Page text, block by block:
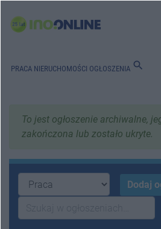
PRACA NIERUCHOMOŚCI OGŁOSZENIA search
To jest ogłoszenie archiwalne,
zakończona lub zostało ukryte.